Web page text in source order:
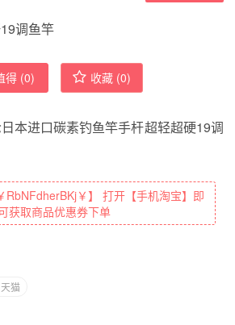
调鱼竿
得 (0) 收藏 (0)
￥】 打开【手机淘宝】即
获取商品优惠券下单
猫